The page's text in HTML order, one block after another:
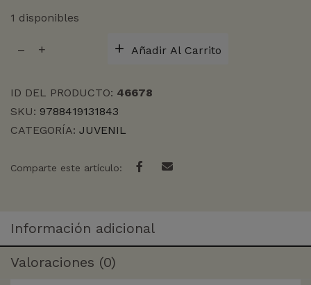
1 disponibles
DE
LA
cantidad
Añadir Al Carrito
ID DEL PRODUCTO: 46678
SKU: 9788419131843
CATEGORÍA: JUVENIL
Comparte este artículo:
Información adicional
Valoraciones (0)